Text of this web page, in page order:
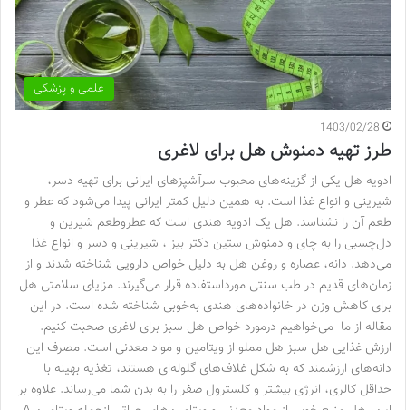
علمی و پزشکی
1403/02/28
طرز تهیه دمنوش هل برای لاغری
ادویه هل یکی از گزینه‌های محبوب سرآشپزهای ایرانی برای تهیه دسر،
شیرینی و انواع غذا است. به همین دلیل کمتر ایرانی پیدا می‌شود که عطر و
طعم آن را نشناسد. هل یک ادویه هندی است که عطروطعم شیرین و
دل‌چسبی را به چای و دمنوش ستین دکتر بیز ، شیرینی و دسر و انواع غذا
می‌دهد. دانه‌، عصاره‌ و روغن‌ هل به دلیل خواص دارویی شناخته ‌شدند و از
زمان‌های قدیم در طب سنتی مورداستفاده قرار می‌گیرند. مزایای سلامتی هل
برای کاهش وزن در خانواده‌های هندی به‌خوبی شناخته ‌شده است. در این
مقاله از ما می‌خواهیم درمورد خواص هل سبز برای لاغری صحبت کنیم.
ارزش غذایی هل سبز هل مملو از ویتامین‌ و مواد معدنی است. مصرف این
دانه‌های ارزشمند که به شکل غلاف‌های گلوله‌ای هستند، تغذیه بهینه با
حداقل کالری، انرژی بیشتر و کلسترول صفر را به بدن شما می‌رساند. علاوه بر